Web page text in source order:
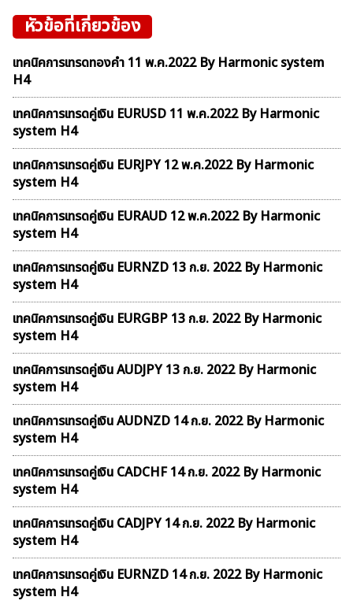
หัวข้อที่เกี่ยวข้อง
เทคนิคการเทรดทองคำ 11 พ.ค.2022 By Harmonic system
H4
เทคนิคการเทรดคู่เงิน EURUSD 11 พ.ค.2022 By Harmonic
system H4
เทคนิคการเทรดคู่เงิน EURJPY 12 พ.ค.2022 By Harmonic
system H4
เทคนิคการเทรดคู่เงิน EURAUD 12 พ.ค.2022 By Harmonic
system H4
เทคนิคการเทรดคู่เงิน EURNZD 13 ก.ย. 2022 By Harmonic
system H4
เทคนิคการเทรดคู่เงิน EURGBP 13 ก.ย. 2022 By Harmonic
system H4
เทคนิคการเทรดคู่เงิน AUDJPY 13 ก.ย. 2022 By Harmonic
system H4
เทคนิคการเทรดคู่เงิน AUDNZD 14 ก.ย. 2022 By Harmonic
system H4
เทคนิคการเทรดคู่เงิน CADCHF 14 ก.ย. 2022 By Harmonic
system H4
เทคนิคการเทรดคู่เงิน CADJPY 14 ก.ย. 2022 By Harmonic
system H4
เทคนิคการเทรดคู่เงิน EURNZD 14 ก.ย. 2022 By Harmonic
system H4